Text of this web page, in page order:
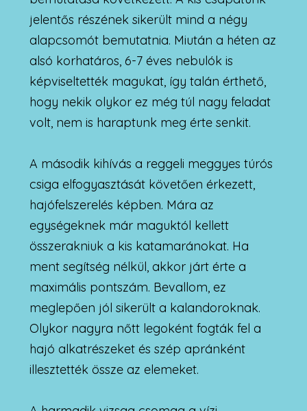
jelentős részének sikerült mind a négy
alapcsomót bemutatnia. Miután a héten az
alsó korhatáros, 6-7 éves nebulók is
képviseltették magukat, így talán érthető,
hogy nekik olykor ez még túl nagy feladat
volt, nem is haraptunk meg érte senkit.
A második kihívás a reggeli meggyes túrós
csiga elfogyasztását követően érkezett,
hajófelszerelés képben. Mára az
egységeknek már maguktól kellett
összerakniuk a kis katamaránokat. Ha
ment segítség nélkül, akkor járt érte a
maximális pontszám. Bevallom, ez
meglepően jól sikerült a kalandoroknak.
Olykor nagyra nőtt legoként fogták fel a
hajó alkatrészeket és szép apránként
illesztették össze az elemeket.